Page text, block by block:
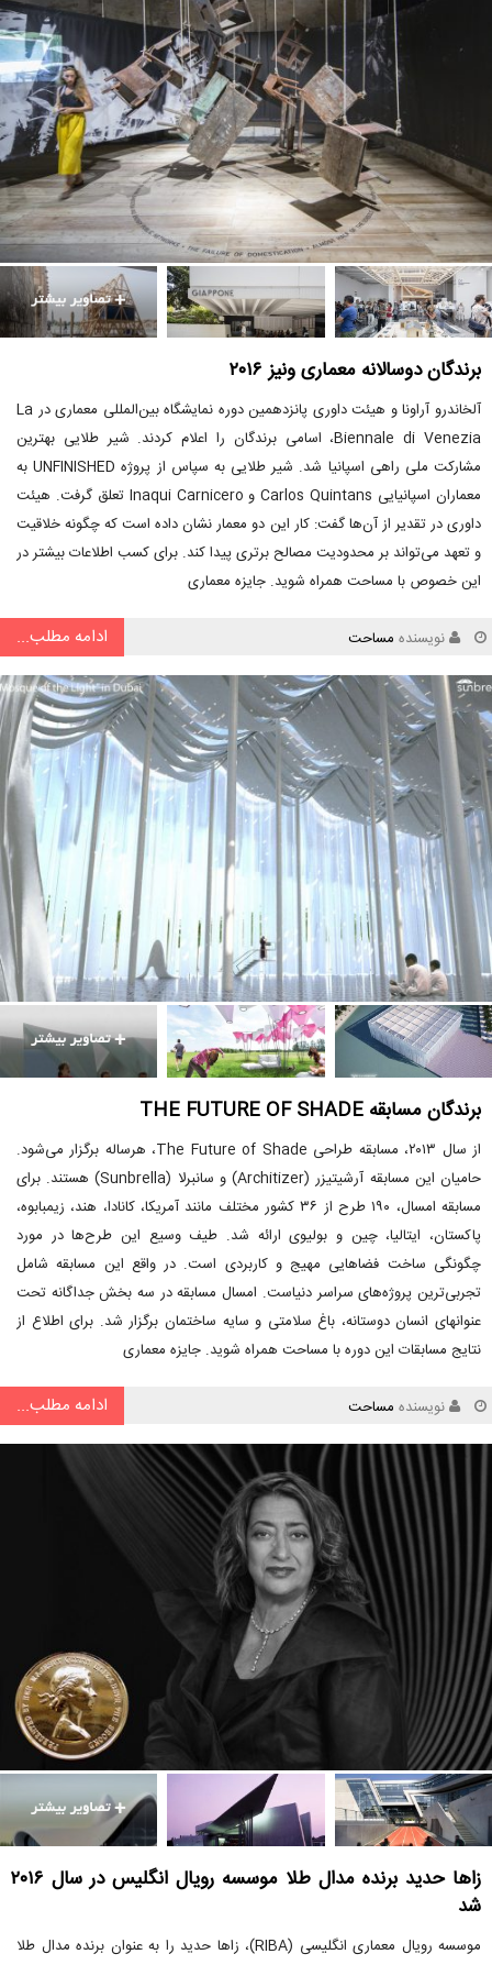
برندگان دوسالانه معماری ونیز ۲۰۱۶
آلخاندرو آراونا و هیئت داوری پانزدهمین دوره نمایشگاه بین‌المللی معماری در La
Biennale di Venezia، اسامی برندگان را اعلام کردند. شیر طلایی بهترین
مشارکت ملی راهی اسپانیا شد. شیر طلایی به سپاس از پروژه UNFINISHED به
معماران اسپانیایی Carlos Quintans و Inaqui Carnicero تعلق گرفت. هیئت
داوری در تقدیر از آن‌ها گفت: کار این دو معمار نشان داده است که چگونه خلاقیت
و تعهد می‌تواند بر محدودیت مصالح برتری پیدا کند. برای کسب اطلاعات بیشتر در
این خصوص با مساحت همراه شوید. جایزه معماری
نویسنده مساحت ادامه مطلب...
برندگان مسابقه THE FUTURE OF SHADE
از سال ۲۰۱۳، مسابقه طراحی The Future of Shade، هرساله برگزار می‌شود.
حامیان این مسابقه آرشیتیزر (Architizer) و سانبرلا (Sunbrella) هستند. برای
مسابقه امسال، ۱۹۰ طرح از ۳۶ کشور مختلف مانند آمریکا، کانادا، هند، زیمبابوه،
پاکستان، ایتالیا، چین و بولیوی ارائه شد. طیف وسیع این طرح‌ها در مورد
چگونگی ساخت فضاهایی مهیج و کاربردی است. در واقع این مسابقه شامل
تجربی‌ترین پروژه‌های سراسر دنیاست. امسال مسابقه در سه بخش جداگانه تحت
عنوانهای انسان دوستانه، باغ سلامتی و سایه ساختمان برگزار شد. برای اطلاع از
نتایج مسابقات این دوره با مساحت همراه شوید. جایزه معماری
نویسنده مساحت ادامه مطلب...
زاها حدید برنده مدال طلا موسسه رویال انگلیس در سال ۲۰۱۶
شد
موسسه رویال معماری انگلیسی (RIBA)، زاها حدید را به عنوان برنده مدال طلا